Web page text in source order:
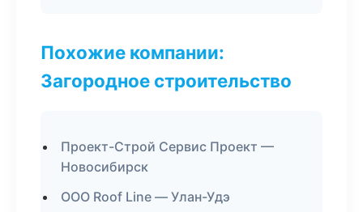
Похожие компании:
Загородное строительство
Проект-Строй Сервис Проект —
Новосибирск
ООО Roof Line — Улан-Удэ